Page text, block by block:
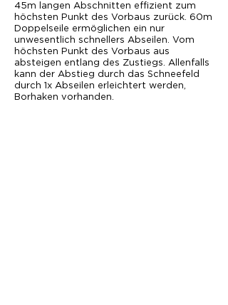
45m langen Abschnitten effizient zum
höchsten Punkt des Vorbaus zurück. 60m
Doppelseile ermöglichen ein nur
unwesentlich schnellers Abseilen. Vom
höchsten Punkt des Vorbaus aus
absteigen entlang des Zustiegs. Allenfalls
kann der Abstieg durch das Schneefeld
durch 1x Abseilen erleichtert werden,
Borhaken vorhanden.